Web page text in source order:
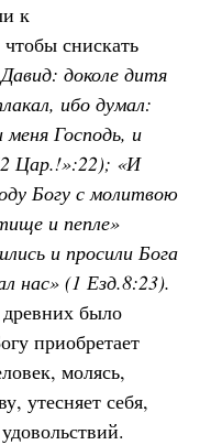
к
снискать
доколе дитя
ибо думал:
Господь, и
Цар.!»:22); «И
Богу с молитвою
и пепле»
и просили Бога
нас» (1 Езд.8:23).
было
приобретает
молясь,
утесняет себя,